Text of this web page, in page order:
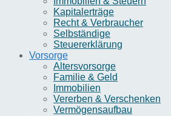
Kapitalerträge
Recht & Verbraucher
Selbständige
Steuererklärung
Vorsorge
Altersvorsorge
Familie & Geld
Immobilien
Vererben & Verschenken
Vermögensaufbau